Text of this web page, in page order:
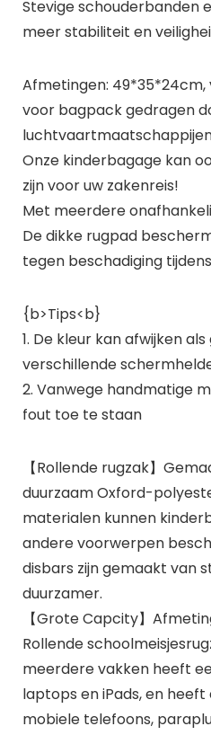
Stevige schouderbanden
meer stabiliteit en
Afmetingen:
voor bagpack gedragen
Onze kinderbagage kan
zijn voor uw zakenreis!
Met meerdere
De dikke rugpad
tegen beschadiging
{b>Tips<b}
1. De kleur kan afwijken
verschillende
2. Vanwege handmatige
fout toe te staan
【Rollende rugzak】
duurzaam Oxford-
materialen kunnen
andere voorwerpen
disbars zijn gemaakt van
duurzamer.
【Grote Capcity】
Rollende
meerdere vakken heeft
laptops en iPads, en
mobiele telefoons,